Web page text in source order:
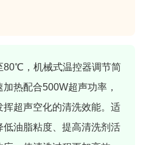
80℃，机械式温控器调节简
热配合500W超声功率，
超声空化的清洗效能。适
油脂粘度、提高清洗剂活